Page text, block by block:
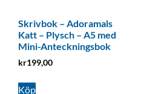
Skrivbok – Adoramals
Katt – Plysch – A5 med
Mini-Anteckningsbok
kr199,00
Köp